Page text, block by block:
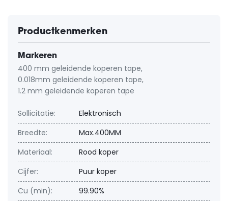
Productkenmerken
Markeren
400 mm geleidende koperen tape,
0.018mm geleidende koperen tape,
1.2 mm geleidende koperen tape
Sollicitatie:
Elektronisch
Breedte:
Max.400MM
Materiaal:
Rood koper
Cijfer:
Puur koper
Cu (min):
99.90%